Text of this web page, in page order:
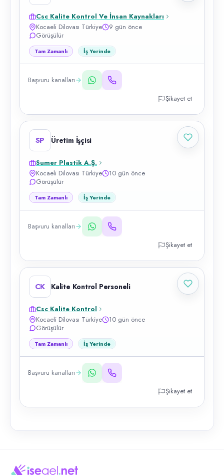
Csc Kalite Kontrol Ve İnsan Kaynakları
Kocaeli Dilovası Türkiye
9 gün önce
Görüşülür
Tam Zamanlı İş Yerinde
Başvuru kanalları
Şikayet et
SP Üretim İşçisi
Sumer Plastik A.Ş.
Kocaeli Dilovası Türkiye
10 gün önce
Görüşülür
Tam Zamanlı İş Yerinde
Başvuru kanalları
Şikayet et
CK Kalite Kontrol Personeli
Csc Kalite Kontrol
Kocaeli Dilovası Türkiye
10 gün önce
Görüşülür
Tam Zamanlı İş Yerinde
Başvuru kanalları
Şikayet et